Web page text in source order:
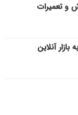
و تعمیرات
آنلاین